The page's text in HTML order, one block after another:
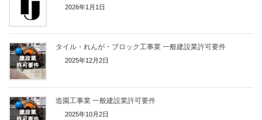
2026年1月1日
タイル・れんが・ブロック工事業 一般建設業許可要件
2025年12月2日
造園工事業 一般建設業許可要件
2025年10月2日